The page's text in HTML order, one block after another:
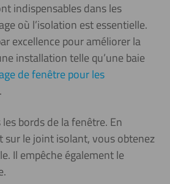
indispensables dans les
où l’isolation est essentielle.
excellence pour améliorer la
installation telle qu’une baie
de fenêtre pour les
.
bords de la fenêtre. En
le joint isolant, vous obtenez
Il empêche également le